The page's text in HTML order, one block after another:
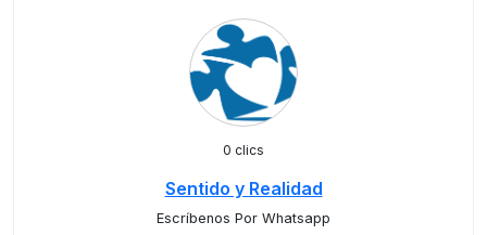
0 clics
Sentido y Realidad
Escríbenos Por Whatsapp